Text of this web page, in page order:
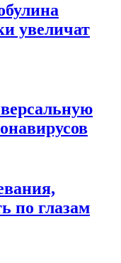
увеличат
по глазам